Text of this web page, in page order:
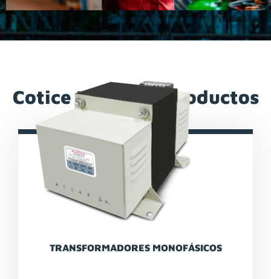
Cotice Nuestros Productos
TRANSFORMADORES MONOFÁSICOS